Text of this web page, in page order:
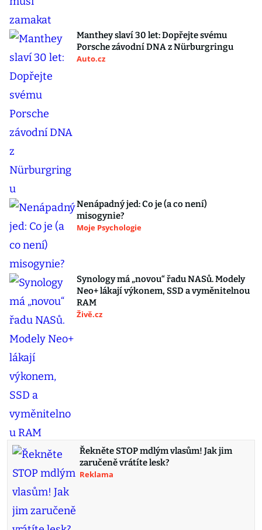
Manthey slaví 30 let: Dopřejte svému
Porsche závodní DNA z Nürburgringu
Auto.cz
Nenápadný jed: Co je (a co není)
misogynie?
Moje Psychologie
Synology má „novou“ řadu NASů. Modely
Neo+ lákají výkonem, SSD a vyměnitelnou
RAM
Živě.cz
Řekněte STOP mdlým vlasům! Jak jim
zaručeně vrátíte lesk?
Reklama